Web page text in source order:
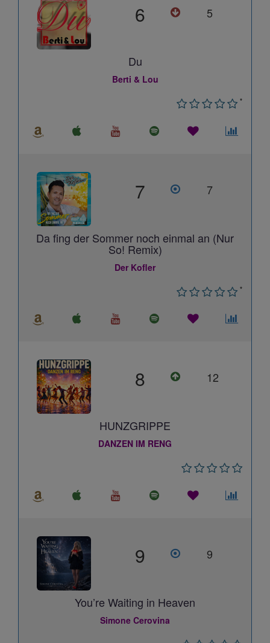
6 5
Du
Berti & Lou
*
7 7
Da fing der Sommer noch einmal an (Nur
So! Remix)
Der Kofler
*
8 12
HUNZGRIPPE
DANZEN IM RENG
9 9
You’re Waiting in Heaven
Simone Cerovina